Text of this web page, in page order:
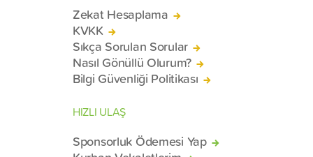
Zekat Hesaplama
KVKK
Sıkça Sorulan Sorular
Nasıl Gönüllü Olurum?
Bilgi Güvenliği Politikası
HIZLI ULAŞ
Sponsorluk Ödemesi Yap